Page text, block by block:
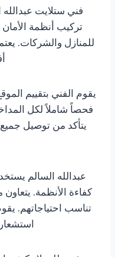
فني ستلايت
تركيب أنظمة
للمنازل والشركات.
يقوم الفني بتقييم
فحصاً شاملاً لكل
يتأكد من توصيل
عبدالله السالم
كفاءة الأنظمة.
تناسب احتياجاتهم.